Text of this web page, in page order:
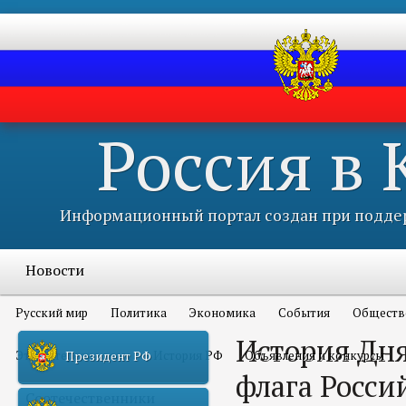
Россия в
Информационный портал создан при
Новости
Русский мир Политика Экономика События
Это интересно всем История РФ Объявления и конкурсы
Соотечественники
Президент РФ
История
флага